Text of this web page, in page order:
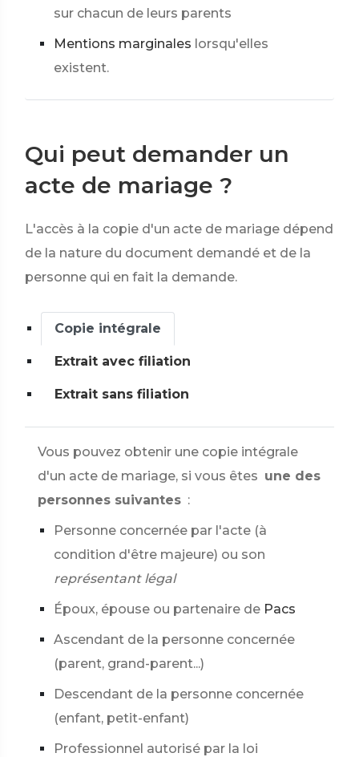
sur chacun de leurs parents
Mentions marginales lorsqu'elles
existent.
Qui peut demander un
acte de mariage ?
L'accès à la copie d'un acte de mariage dépend
de la nature du document demandé et de la
personne qui en fait la demande.
Copie intégrale
Extrait avec filiation
Extrait sans filiation
Vous pouvez obtenir une copie intégrale
d'un acte de mariage, si vous êtes une des
personnes suivantes :
Personne concernée par l'acte (à
condition d'être majeure) ou son
représentant légal
Époux, épouse ou partenaire de Pacs
Ascendant de la personne concernée
(parent, grand-parent...)
Descendant de la personne concernée
(enfant, petit-enfant)
Professionnel autorisé par la loi